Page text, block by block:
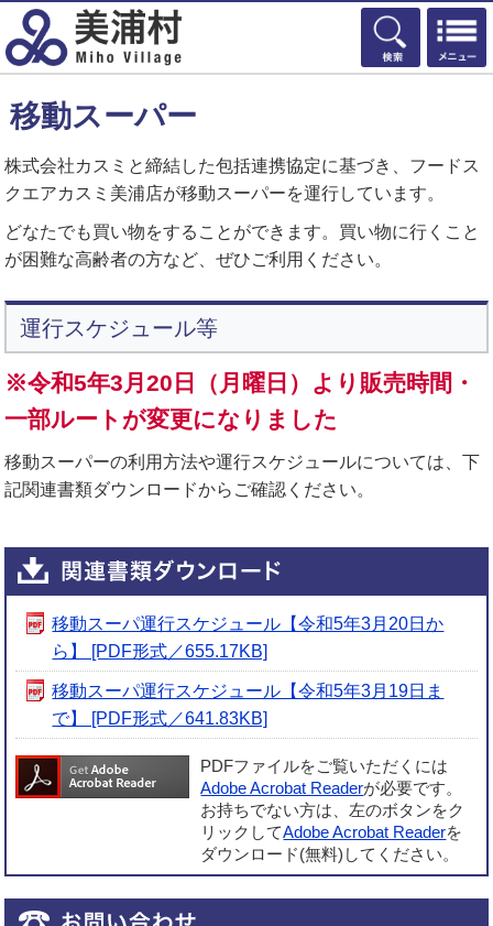
検索
移動スーパー
株式会社カスミと締結した包括連携協定に基づき、フードス
クエアカスミ美浦店が移動スーパーを運行しています。
どなたでも買い物をすることができます。買い物に行くこと
が困難な高齢者の方など、ぜひご利用ください。
運行スケジュール等
※令和5年3月20日（月曜日）より販売時間・
一部ルートが変更になりました
移動スーパーの利用方法や運行スケジュールについては、下
記関連書類ダウンロードからご確認ください。
移動スーパ運行スケジュール【令和5年3月20日か
ら】 [PDF形式／655.17KB]
移動スーパ運行スケジュール【令和5年3月19日ま
で】 [PDF形式／641.83KB]
PDFファイルをご覧いただくには
Adobe Acrobat Readerが必要です。
お持ちでない方は、左のボタンをク
リックしてAdobe Acrobat Readerを
ダウンロード(無料)してください。